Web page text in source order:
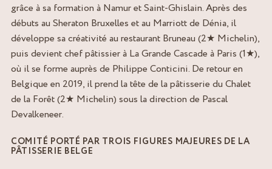
grâce à sa formation à Namur et Saint‑Ghislain. Après des
débuts au Sheraton Bruxelles et au Marriott de Dénia, il
développe sa créativité au restaurant Bruneau (2★ Michelin),
puis devient chef pâtissier à La Grande Cascade à Paris (1★),
où il se forme auprès de Philippe Conticini. De retour en
Belgique en 2019, il prend la tête de la pâtisserie du Chalet
de la Forêt (2★ Michelin) sous la direction de Pascal
Devalkeneer.
COMITÉ PORTÉ PAR TROIS FIGURES MAJEURES DE LA
PÂTISSERIE BELGE